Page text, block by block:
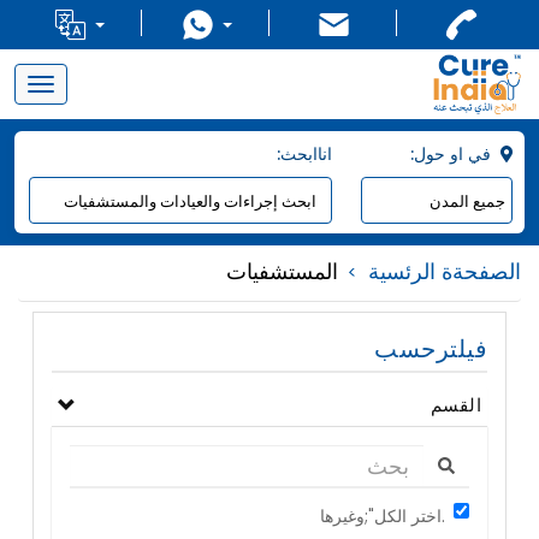
Toggle
navigation
:اناابحث
الصفحةة الرئسية المستشفيات
فيلترحسب
القسم
اختر الكل";وغيرها.